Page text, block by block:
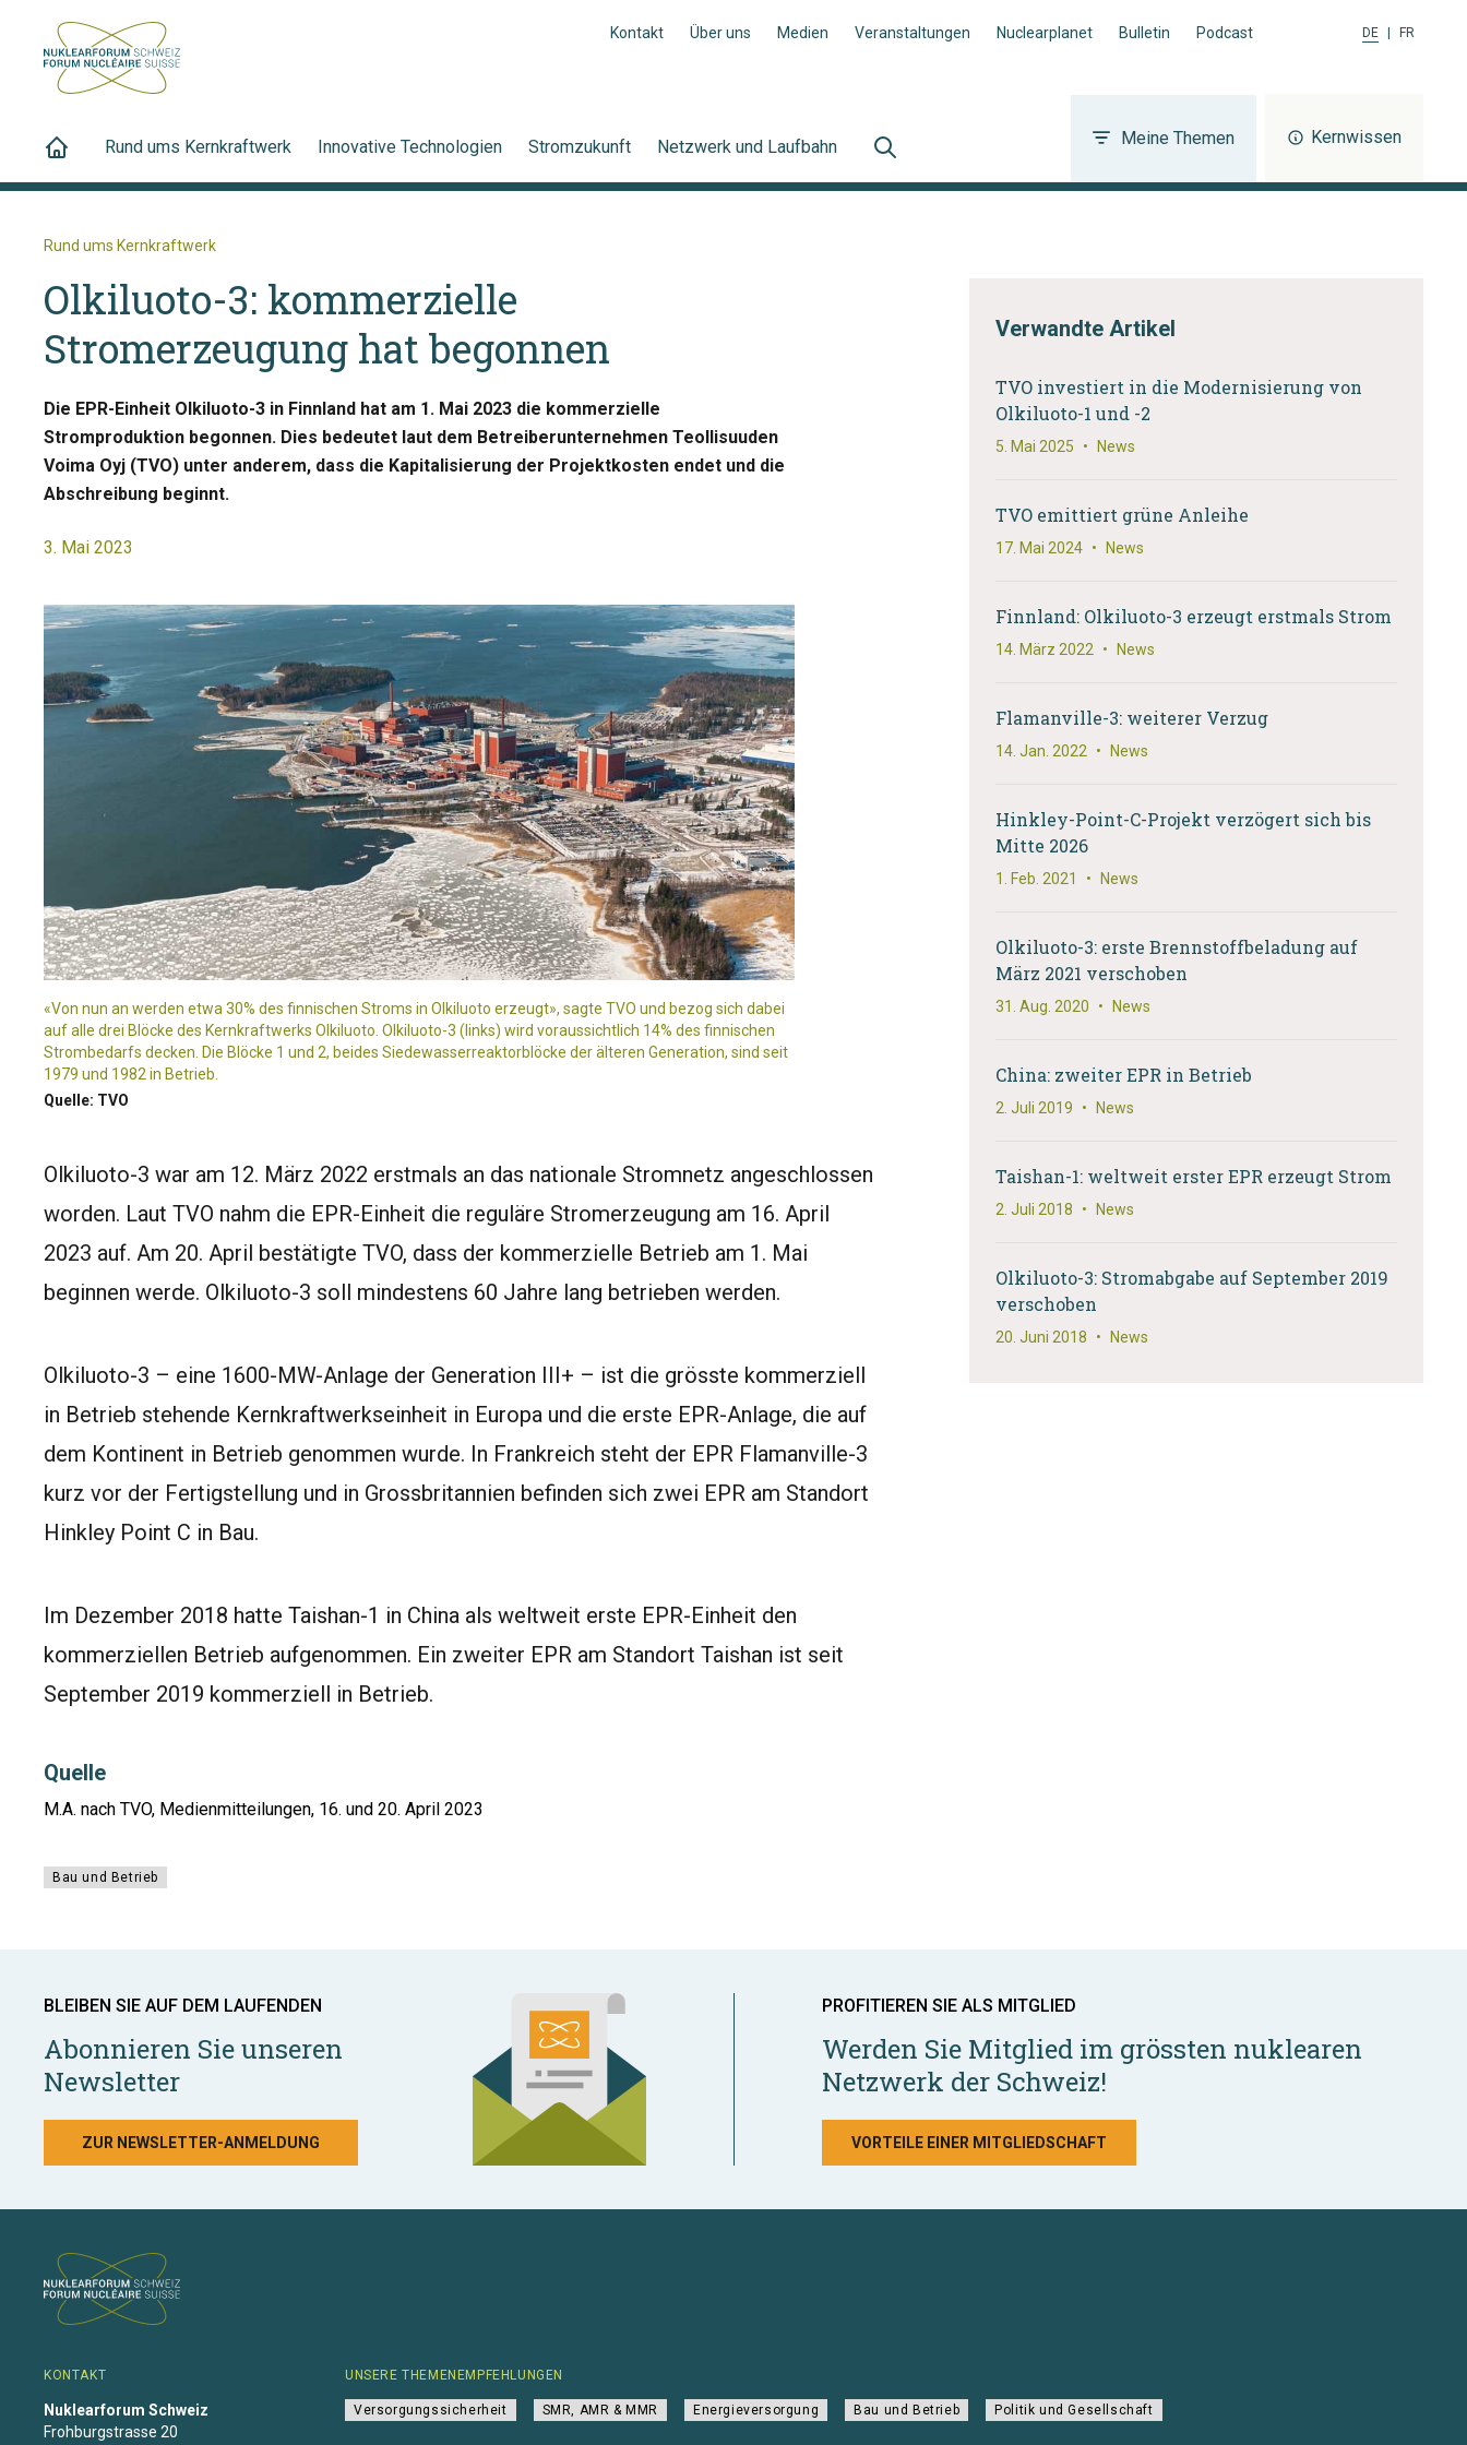
Kontakt Über uns Medien Veranstaltungen Nuclearplanet Bulletin Podcast DE FR
Rund ums Kernkraftwerk Innovative Technologien Stromzukunft Netzwerk und Laufbahn Meine Themen Kernwissen
Rund ums Kernkraftwerk
Olkiluoto-3: kommerzielle
Stromerzeugung hat begonnen
Die EPR-Einheit Olkiluoto-3 in Finnland hat am 1. Mai 2023 die kommerzielle
Stromproduktion begonnen. Dies bedeutet laut dem Betreiberunternehmen Teollisuuden
Voima Oyj (TVO) unter anderem, dass die Kapitalisierung der Projektkosten endet und die
Abschreibung beginnt.
3. Mai 2023
«Von nun an werden etwa 30% des finnischen Stroms in Olkiluoto erzeugt», sagte TVO und bezog sich dabei
auf alle drei Blöcke des Kernkraftwerks Olkiluoto. Olkiluoto-3 (links) wird voraussichtlich 14% des finnischen
Strombedarfs decken. Die Blöcke 1 und 2, beides Siedewasserreaktorblöcke der älteren Generation, sind seit
1979 und 1982 in Betrieb.
Quelle: TVO
Olkiluoto-3 war am 12. März 2022 erstmals an das nationale Stromnetz angeschlossen
worden. Laut TVO nahm die EPR-Einheit die reguläre Stromerzeugung am 16. April
2023 auf. Am 20. April bestätigte TVO, dass der kommerzielle Betrieb am 1. Mai
beginnen werde. Olkiluoto-3 soll mindestens 60 Jahre lang betrieben werden.
Olkiluoto-3 – eine 1600-MW-Anlage der Generation III+ – ist die grösste kommerziell
in Betrieb stehende Kernkraftwerkseinheit in Europa und die erste EPR-Anlage, die auf
dem Kontinent in Betrieb genommen wurde. In Frankreich steht der EPR Flamanville-3
kurz vor der Fertigstellung und in Grossbritannien befinden sich zwei EPR am Standort
Hinkley Point C in Bau.
Im Dezember 2018 hatte Taishan-1 in China als weltweit erste EPR-Einheit den
kommerziellen Betrieb aufgenommen. Ein zweiter EPR am Standort Taishan ist seit
September 2019 kommerziell in Betrieb.
Quelle
M.A. nach TVO, Medienmitteilungen, 16. und 20. April 2023
Bau und Betrieb
Verwandte Artikel
TVO investiert in die Modernisierung von
Olkiluoto-1 und -2
5. Mai 2025 • News
TVO emittiert grüne Anleihe
17. Mai 2024 • News
Finnland: Olkiluoto-3 erzeugt erstmals Strom
14. März 2022 • News
Flamanville-3: weiterer Verzug
14. Jan. 2022 • News
Hinkley-Point-C-Projekt verzögert sich bis
Mitte 2026
1. Feb. 2021 • News
Olkiluoto-3: erste Brennstoffbeladung auf
März 2021 verschoben
31. Aug. 2020 • News
China: zweiter EPR in Betrieb
2. Juli 2019 • News
Taishan-1: weltweit erster EPR erzeugt Strom
2. Juli 2018 • News
Olkiluoto-3: Stromabgabe auf September 2019
verschoben
20. Juni 2018 • News
BLEIBEN SIE AUF DEM LAUFENDEN
Abonnieren Sie unseren
Newsletter
ZUR NEWSLETTER-ANMELDUNG
PROFITIEREN SIE ALS MITGLIED
Werden Sie Mitglied im grössten nuklearen
Netzwerk der Schweiz!
VORTEILE EINER MITGLIEDSCHAFT
KONTAKT
Nuklearforum Schweiz
Frohburgstrasse 20
UNSERE THEMENEMPFEHLUNGEN
Versorgungssicherheit SMR, AMR & MMR Energieversorgung Bau und Betrieb Politik und Gesellschaft